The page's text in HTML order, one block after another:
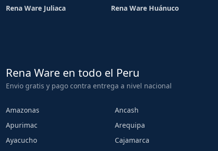
Rena Ware Juliaca Rena Ware Huánuco
Rena Ware en todo el Peru
Envio gratis y pago contra entrega a nivel nacional
Amazonas
Ancash
Apurimac
Arequipa
Ayacucho
Cajamarca